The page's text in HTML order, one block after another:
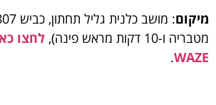
מיקום
מטבריה ו-10 דקות מראש פינה),
לחצו
WAZE
.